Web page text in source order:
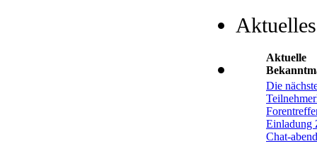
Aktuelles
Aktuelle
Die
Einladung
Chat-abend